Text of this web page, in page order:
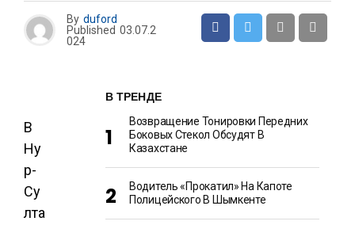
By duford
Published 03.07.2
024
В
Ну
р-
Су
лта
В ТРЕНДЕ
Возвращение Тонировки Передних
Боковых Стекол Обсудят В
Казахстане
Водитель «прокатил» На Капоте
Полицейского В Шымкенте